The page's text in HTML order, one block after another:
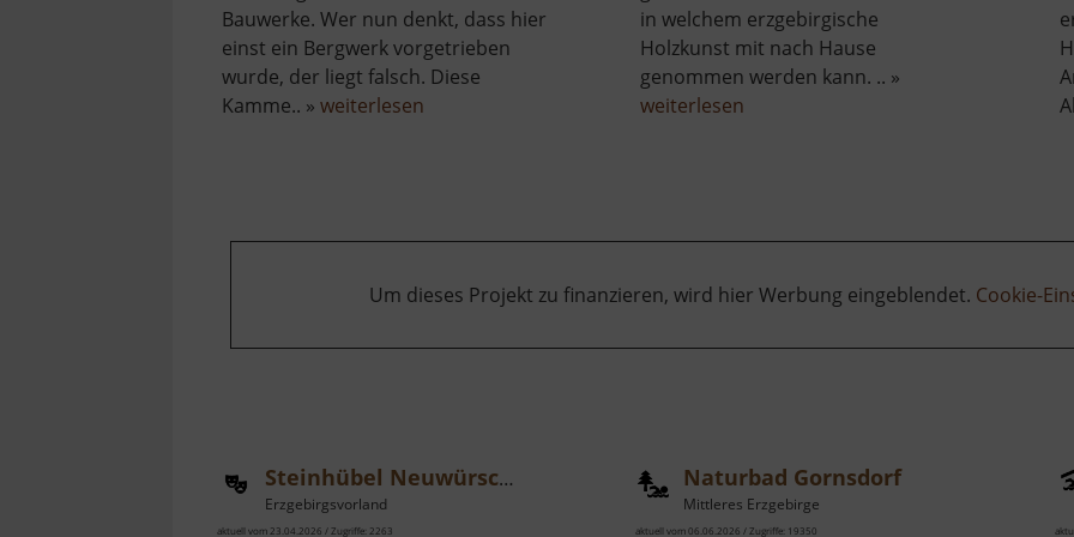
Bauwerke. Wer nun denkt, dass hier
einst ein Bergwerk vorgetrieben
wurde, der liegt falsch. Diese
Kamme.. » weiterlesen
in welchem erzgebirgische
Holzkunst mit nach Hause
genommen werden kann. .. »
weiterlesen
Um dieses Projekt zu finanzieren, wird hier Werbung eingeblendet. Cookie-
Steinhübel Neuwürschnitz mit Waldbühne
Erzgebirgsvorland
aktuell vom 23.04.2026 / Zugriffe: 2263
Naturbad Gornsdorf
Mittleres Erzgebirge
aktuell vom 06.06.2026 / Zugriffe: 19350